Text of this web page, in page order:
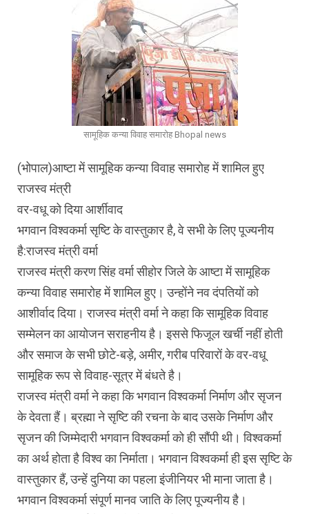
सामूहिक कन्या विवाह समारोह Bhopal news
(भोपाल)आष्टा में सामूहिक कन्या विवाह समारोह में शामिल हुए
राजस्व मंत्री
वर-वधू को दिया आर्शीवाद
भगवान विश्वकर्मा सृष्टि के वास्तुकार है, वे सभी के लिए पूज्यनीय
है:राजस्व मंत्री वर्मा
राजस्व मंत्री करण सिंह वर्मा सीहोर जिले के आष्टा में सामूहिक
कन्या विवाह समारोह में शामिल हुए। उन्होंने नव दंपतियों को
आशीर्वाद दिया। राजस्व मंत्री वर्मा ने कहा कि सामूहिक विवाह
सम्मेलन का आयोजन सराहनीय है। इससे फिजूल खर्ची नहीं होती
और समाज के सभी छोटे-बड़े, अमीर, गरीब परिवारों के वर-वधू
सामूहिक रूप से विवाह-सूत्र में बंधते है।
राजस्व मंत्री वर्मा ने कहा कि भगवान विश्वकर्मा निर्माण और सृजन
के देवता हैं। ब्रह्मा ने सृष्टि की रचना के बाद उसके निर्माण और
सृजन की जिम्मेदारी भगवान विश्वकर्मा को ही सौंपी थी। विश्वकर्मा
का अर्थ होता है विश्व का निर्माता। भगवान विश्वकर्मा ही इस सृष्टि के
वास्तुकार हैं, उन्हें दुनिया का पहला इंजीनियर भी माना जाता है।
भगवान विश्वकर्मा संपूर्ण मानव जाति के लिए पूज्यनीय है।